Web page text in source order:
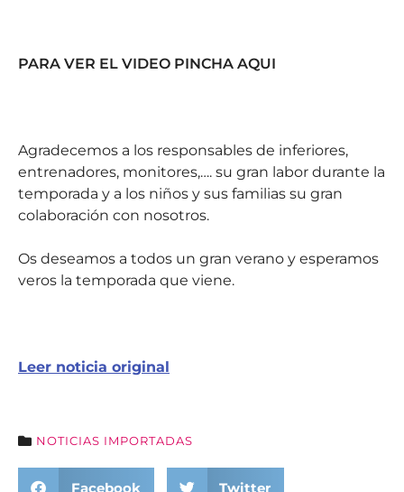
PARA VER EL VIDEO PINCHA AQUI
Agradecemos a los responsables de inferiores,
entrenadores, monitores,…. su gran labor durante la
temporada y a los niños y sus familias su gran
colaboración con nosotros.
Os deseamos a todos un gran verano y esperamos
veros la temporada que viene.
Leer noticia original
NOTICIAS IMPORTADAS
Facebook Twitter